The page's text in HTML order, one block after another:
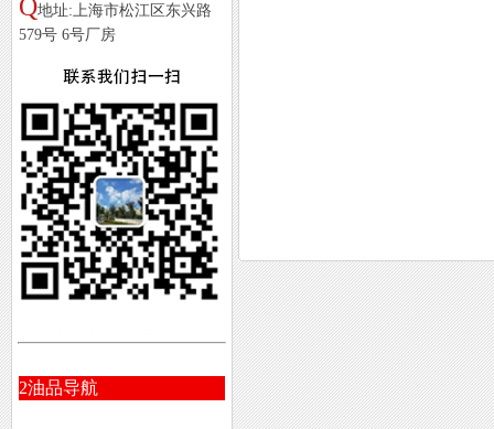
Q地址:上海市松江区东兴路
579号 6号厂房
2油品导航